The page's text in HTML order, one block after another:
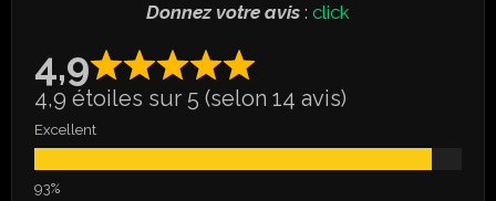
Donnez votre avis : click
4,9
4,9 étoiles sur 5 (selon 14 avis)
Excellent